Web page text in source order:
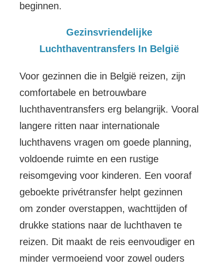
beginnen.
Gezinsvriendelijke
Luchthaventransfers In België
Voor gezinnen die in België reizen, zijn
comfortabele en betrouwbare
luchthaventransfers erg belangrijk. Vooral
langere ritten naar internationale
luchthavens vragen om goede planning,
voldoende ruimte en een rustige
reisomgeving voor kinderen. Een vooraf
geboekte privétransfer helpt gezinnen
om zonder overstappen, wachttijden of
drukke stations naar de luchthaven te
reizen. Dit maakt de reis eenvoudiger en
minder vermoeiend voor zowel ouders